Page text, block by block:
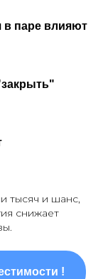
в паре влияют
тысяч и шанс,
снижает
!